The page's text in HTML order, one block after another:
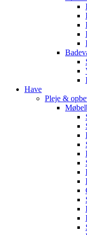
Have
Pleje &